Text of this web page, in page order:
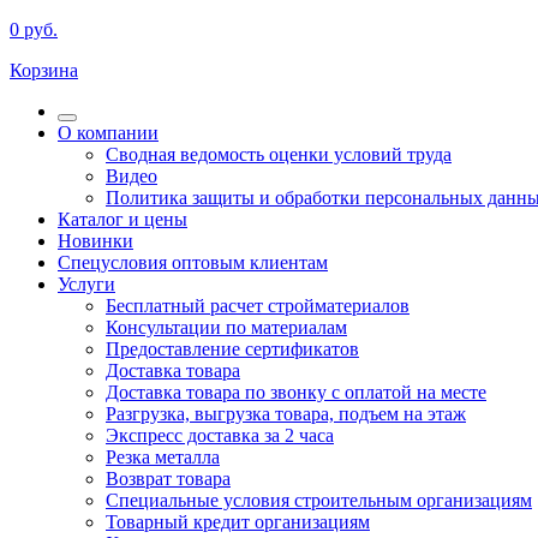
0 руб.
Корзина
О компании
Сводная ведомость оценки условий труда
Видео
Политика защиты и обработки персональных
Каталог и цены
Новинки
Спецусловия оптовым клиентам
Услуги
Бесплатный расчет стройматериалов
Консультации по материалам
Предоставление сертификатов
Доставка товара
Доставка товара по звонку с оплатой на месте
Разгрузка, выгрузка товара, подъем на этаж
Экспресс доставка за 2 часа
Резка металла
Возврат товара
Специальные условия строительным организациям
Товарный кредит организациям